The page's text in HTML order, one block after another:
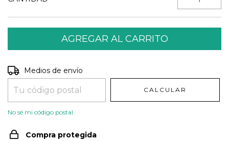
Entregas para el CP:
Medios de envío
CALCULAR
No sé mi código postal
Compra protegida